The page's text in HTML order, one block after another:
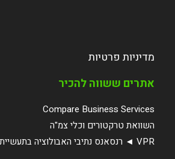
מדיניות פרטיות
אתרים ששווה להכיר
Compare Business Services
השוואת טרקטורים וכלי צמ"ה
VPR ◄ רנסאנס נתיבי האבולוציה בתעשיית הרכב